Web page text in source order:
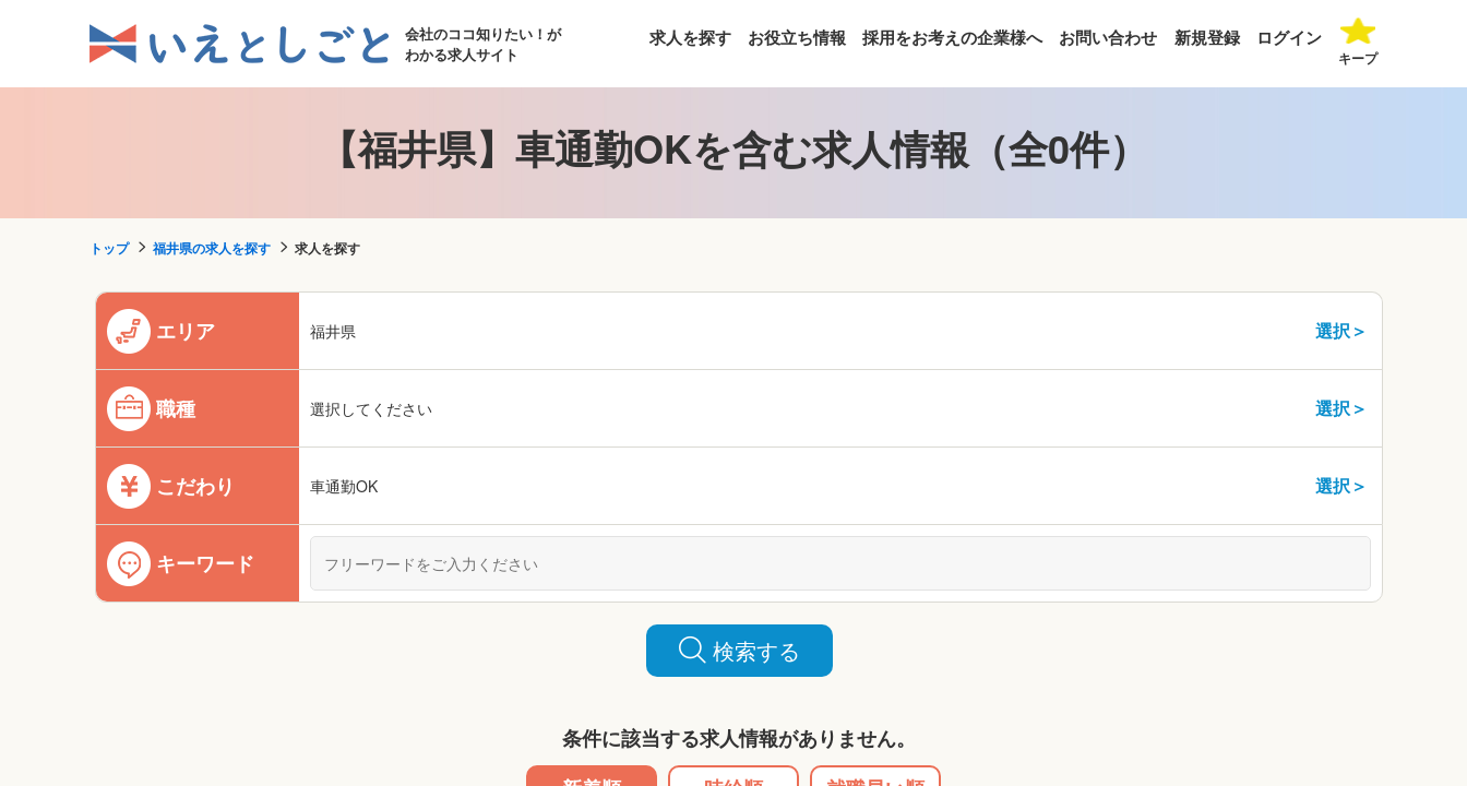
会社のココ知りたい！が
わかる求人サイト
求人を探す お役立ち情報 採用をお考えの企業様へ お問い合わせ 新規登録 ログイン
キープ
【福井県】車通勤OKを含む求人情報（全0件）
トップ 福井県の求人を探す 求人を探す
エリア 福井県 選択＞
職種 選択してください 選択＞
こだわり 車通勤OK 選択＞
キーワード
検索する
条件に該当する求人情報がありません。